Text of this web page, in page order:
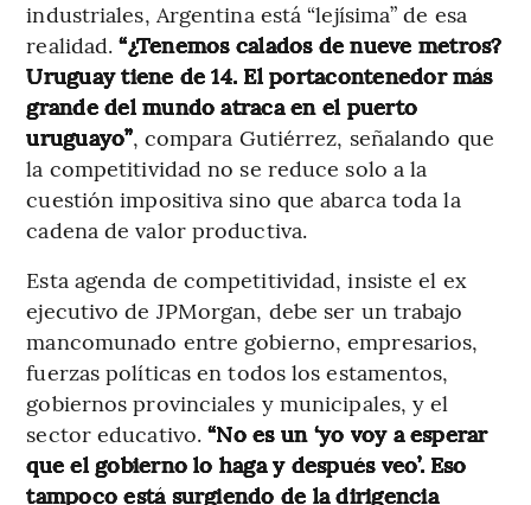
industriales, Argentina está “lejísima” de esa
realidad.“¿Tenemos calados de nueve metros?
Uruguay tiene de 14. El portacontenedor más
grande del mundo atraca en el puerto
uruguayo”, compara Gutiérrez, señalando que
la competitividad no se reduce solo a la
cuestión impositiva sino que abarca toda la
cadena de valor productiva.
Esta agenda de competitividad, insiste el ex
ejecutivo de JPMorgan, debe ser un trabajo
mancomunado entre gobierno, empresarios,
fuerzas políticas en todos los estamentos,
gobiernos provinciales y municipales, y el
sector educativo.“No es un ‘yo voy a esperar
que el gobierno lo haga y después veo’. Eso
tampoco está surgiendo de la dirigencia